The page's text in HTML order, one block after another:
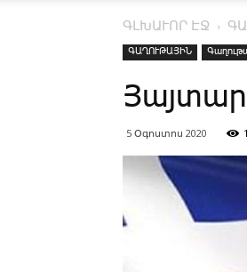
ԳԼԽԱՒՈՐ ԷՋ
ԳԱՂՈՒԹԱՅԻՆ
5 Օգոստոս 2020